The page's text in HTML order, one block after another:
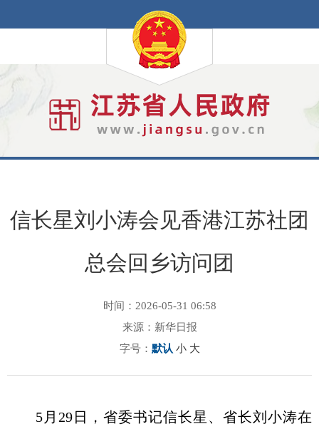
信长星刘小涛会见香港江苏社团
总会回乡访问团
时间：2026-05-31 06:58
来源：新华日报
字号： 默认 小 大
5月29日，省委书记信长星、省长刘小涛在